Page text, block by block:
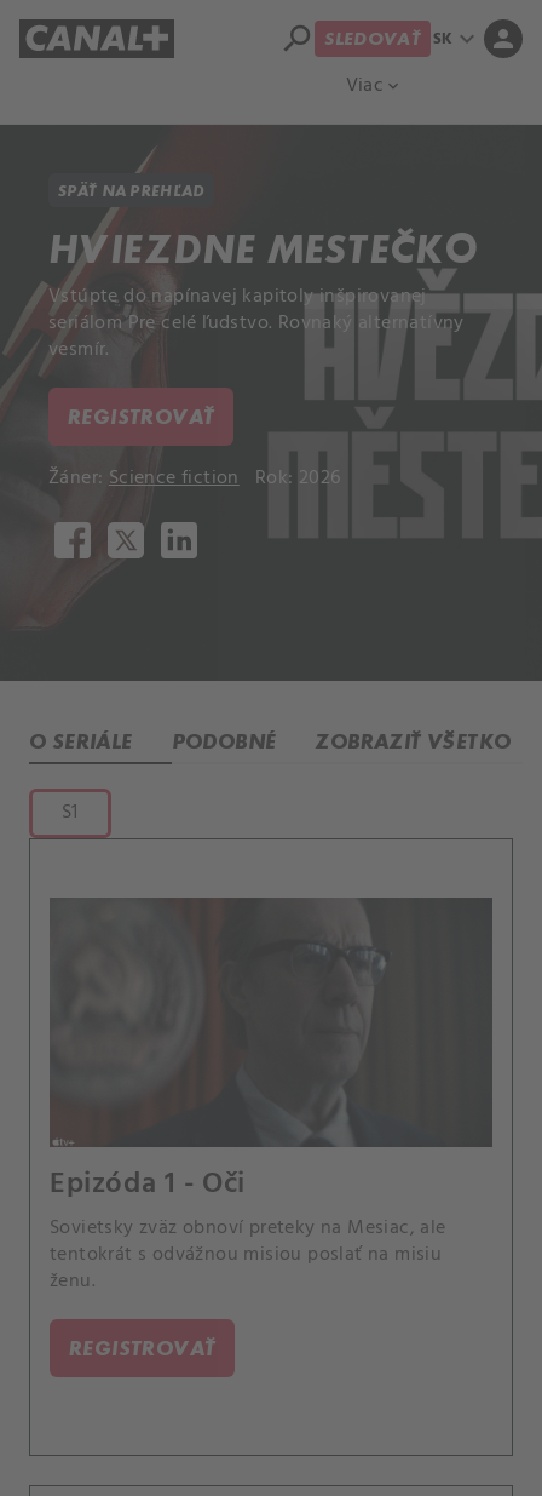
Viac expand_more
search SLEDOVAŤ SK expand_more person
SPÄŤ NA PREHĽAD
HVIEZDNE MESTEČKO
Vstúpte do napínavej kapitoly inšpirovanej
seriálom Pre celé ľudstvo. Rovnaký alternatívny
vesmír.
REGISTROVAŤ
Žáner: Science fiction Rok: 2026
O SERIÁLE PODOBNÉ ZOBRAZIŤ VŠETKO
S1
Epizóda 1 - Oči
Sovietsky zväz obnoví preteky na Mesiac, ale
tentokrát s odvážnou misiou poslať na misiu
ženu.
REGISTROVAŤ